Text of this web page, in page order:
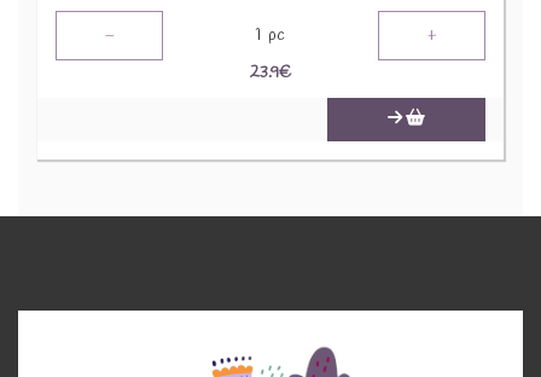
- 1 pc +
23.9€